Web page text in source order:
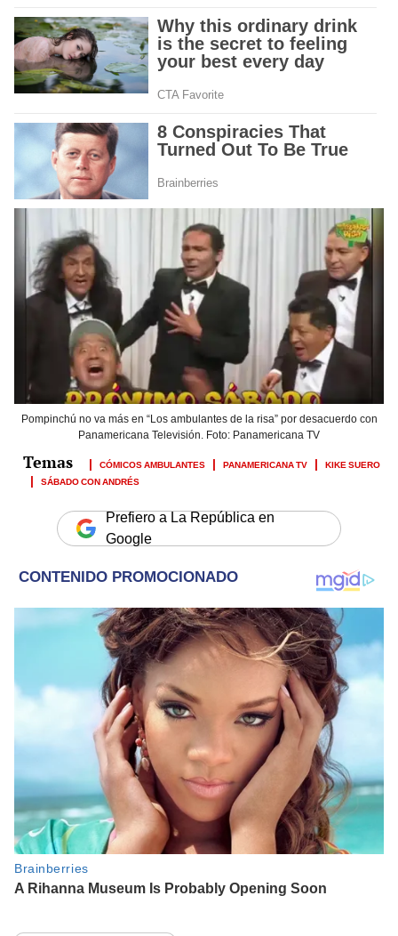
Pompinchú no va más en “Los ambulantes de la risa” por desacuerdo con
Panamericana Televisión. Foto: Panamericana TV
CÓMICOS AMBULANTES PANAMERICANA TV
KIKE SUERO
SÁBADO CON ANDRÉS
Prefiero a La República en
Google